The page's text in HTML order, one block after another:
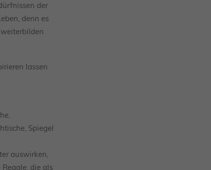
der
denn es
lassen
Spiegel
auswirken,
die als